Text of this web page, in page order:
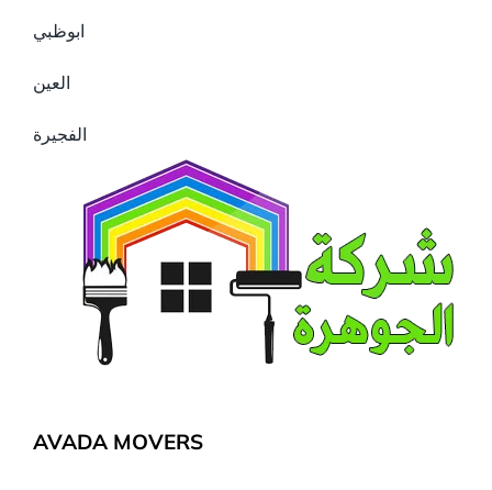
ابوظبي
العين
الفجيرة
AVADA MOVERS